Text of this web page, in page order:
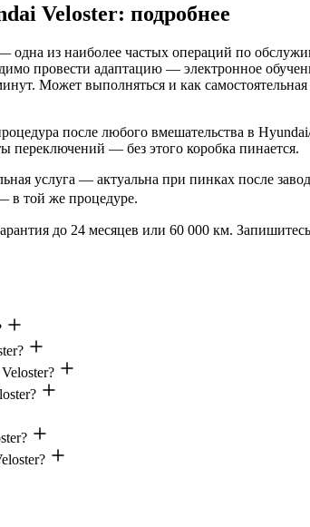
Veloster: подробнее
одна из наиболее частых операций по
провести адаптацию — электронное
Может выполняться и как
после любого вмешательства в
переключений — без этого коробка пинается.
услуга — актуальна при пинках после
в той же процедуре.
до 24 месяцев или 60 000 км.